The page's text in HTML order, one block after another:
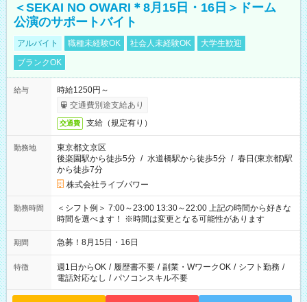
＜SEKAI NO OWARI＊8月15日・16日＞ドーム
公演のサポートバイト
アルバイト 職種未経験OK 社会人未経験OK
大学生歓迎
ブランクOK
給与
時給1250円～
交通費別途支給あり
交通費 支給（規定有り）
勤務地
東京都文京区
後楽園駅から徒歩5分 / 水道橋駅から徒歩5分 / 春日(東京都)駅
から徒歩7分
株式会社ライブパワー
勤務時間
＜シフト例＞ 7:00～23:00 13:30～22:00 上記の時間から好きな
時間を選べます！ ※時間は変更となる可能性があります
期間 急募！8月15日・16日
特徴 週1日からOK / 履歴書不要 / 副業・WワークOK / シフト勤務 /
電話対応なし / パソコンスキル不要